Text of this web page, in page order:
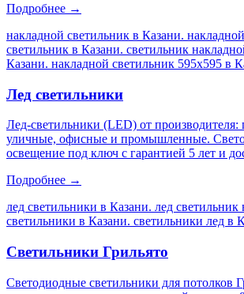
Подробнее →
накладной светильник в Казани.
светильник в Казани. светильник
Казани. накладной светильник 595х595 в
Лед светильники
Лед-светильники (LED) от производителя:
уличные, офисные и промышленные.
освещение под ключ с гарантией 5 лет и
Подробнее →
лед светильники в Казани. лед светильник
светильники в Казани. светильники лед в
Светильники Грильято
Светодиодные светильники для потолков